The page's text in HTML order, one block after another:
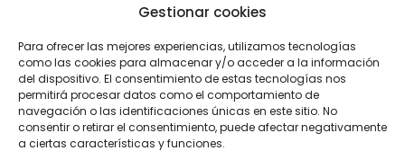
Gestionar cookies
Para ofrecer las mejores experiencias, utilizamos tecnologías
como las cookies para almacenar y/o acceder a la información
del dispositivo. El consentimiento de estas tecnologías nos
permitirá procesar datos como el comportamiento de
navegación o las identificaciones únicas en este sitio. No
consentir o retirar el consentimiento, puede afectar negativamente
a ciertas características y funciones.
abril 21, 2024
El puff cama, la mejor solución para cuando ya
tienes un sofá
Leer más